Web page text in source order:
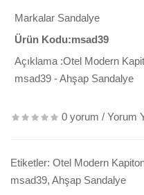
Markalar Sandalye
Ürün Kodu:msad39
Açıklama :Otel Modern
msad39 - Ahşap Sandalye
0 yorum / Yorum
Etiketler: Otel Modern
msad39, Ahşap Sandalye